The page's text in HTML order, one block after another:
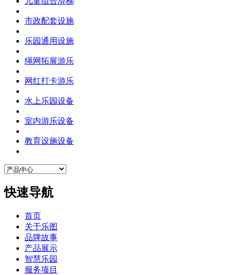
市政配套设施
乐园通用设施
绳网拓展游乐
网红打卡游乐
水上乐园设备
室内游乐设备
教育设施设备
快速导航
首页
关于乐图
品牌故事
产品展示
智慧乐园
服务项目